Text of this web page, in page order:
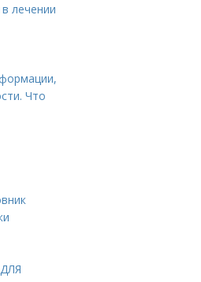
лечении
Что